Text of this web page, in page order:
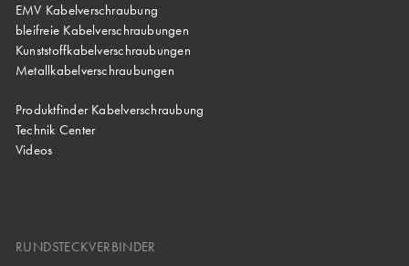
EMV Kabelverschraubung
bleifreie Kabelverschraubungen
Kunststoffkabelverschraubungen
Metallkabelverschraubungen
Produktfinder Kabelverschraubung
Technik Center
Videos
RUNDSTECKVERBINDER